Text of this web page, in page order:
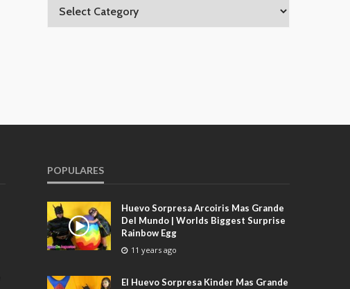
POPULARES
Huevo Sorpresa Arcoiris Mas Grande
Del Mundo | Worlds Biggest Surprise
Rainbow Egg
11 years ago
El Huevo Sorpresa Kinder Mas Grande